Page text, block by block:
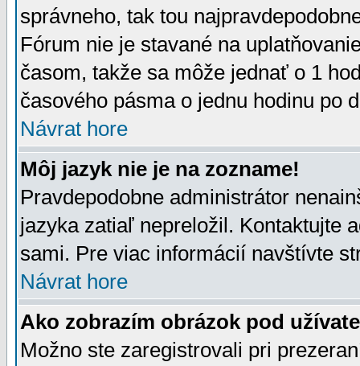
správneho, tak tou
Fórum nie je stavané na
časom, takže sa môže jednať o 1
časového pásma o jednu hodinu po
Návrat hore
Môj jazyk nie je na zozname!
Pravdepodobne administrátor
jazyka zatiaľ nepreložil. Kontaktujte
sami. Pre viac informácií navštívte
Návrat hore
Ako zobrazím obrázok pod
Možno ste zaregistrovali pri